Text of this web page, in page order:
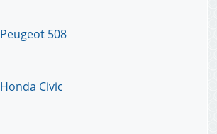
Peugeot 508
Honda Civic